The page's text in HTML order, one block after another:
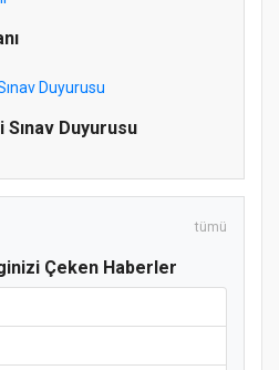
Sınav Duyurusu
tümü
Çeken Haberler